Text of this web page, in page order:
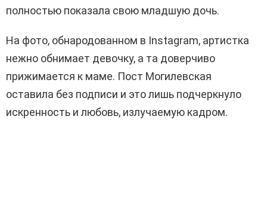
полностью показала свою младшую дочь.
На фото, обнародованном в Instagram, артистка
нежно обнимает девочку, а та доверчиво
прижимается к маме. Пост Могилевская
оставила без подписи и это лишь подчеркнуло
искренность и любовь, излучаемую кадром.